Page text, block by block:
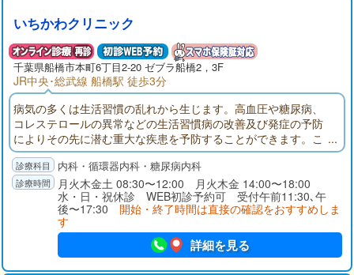
いちかわクリニック
千葉県船橋市本町6丁目2-20 ゼブラ船橋2，3F
JR中央･総武線 船橋駅 徒歩3分
病気の多くは生活習慣の乱れから生じます。高血圧や糖尿病、
コレステロールの異常などの生活習慣病の改善及び発症の予防
によりその先に潜む重大な疾患を予防することができます。こ
のような思いから、私は地域住民の皆様の健康をより早い段階
から守るため、生活習慣病を中心としたプライマリケアの実践
を主に置いた診療を行い、微力ながらも地域医療に貢献をして
いきたいと考えております。宜しくお願いいたします。
内科・循環器内科・糖尿病内科
月火木金土 08:30〜12:00 月火木金 14:00〜18:00
水・日・祝休診 WEB初診予約可 受付午前11:30､午
後〜17:30 開始・終了時間は直接の確認をおすすめしま
す
詳細を見る